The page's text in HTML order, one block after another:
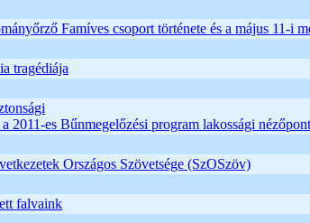
Famíves csoport története és a május 11-i
tragédiája
2011-es Bűnmegelőzési program lakossági
Országos Szövetsége (SzOSzöv)
falvaink